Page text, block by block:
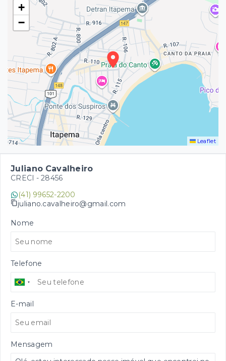
+
−
Leaflet
Juliano Cavalheiro
CRECI - 28456
(41) 99652-2200
juliano.cavalheiro@gmail.com
Nome
Telefone
E-mail
Mensagem